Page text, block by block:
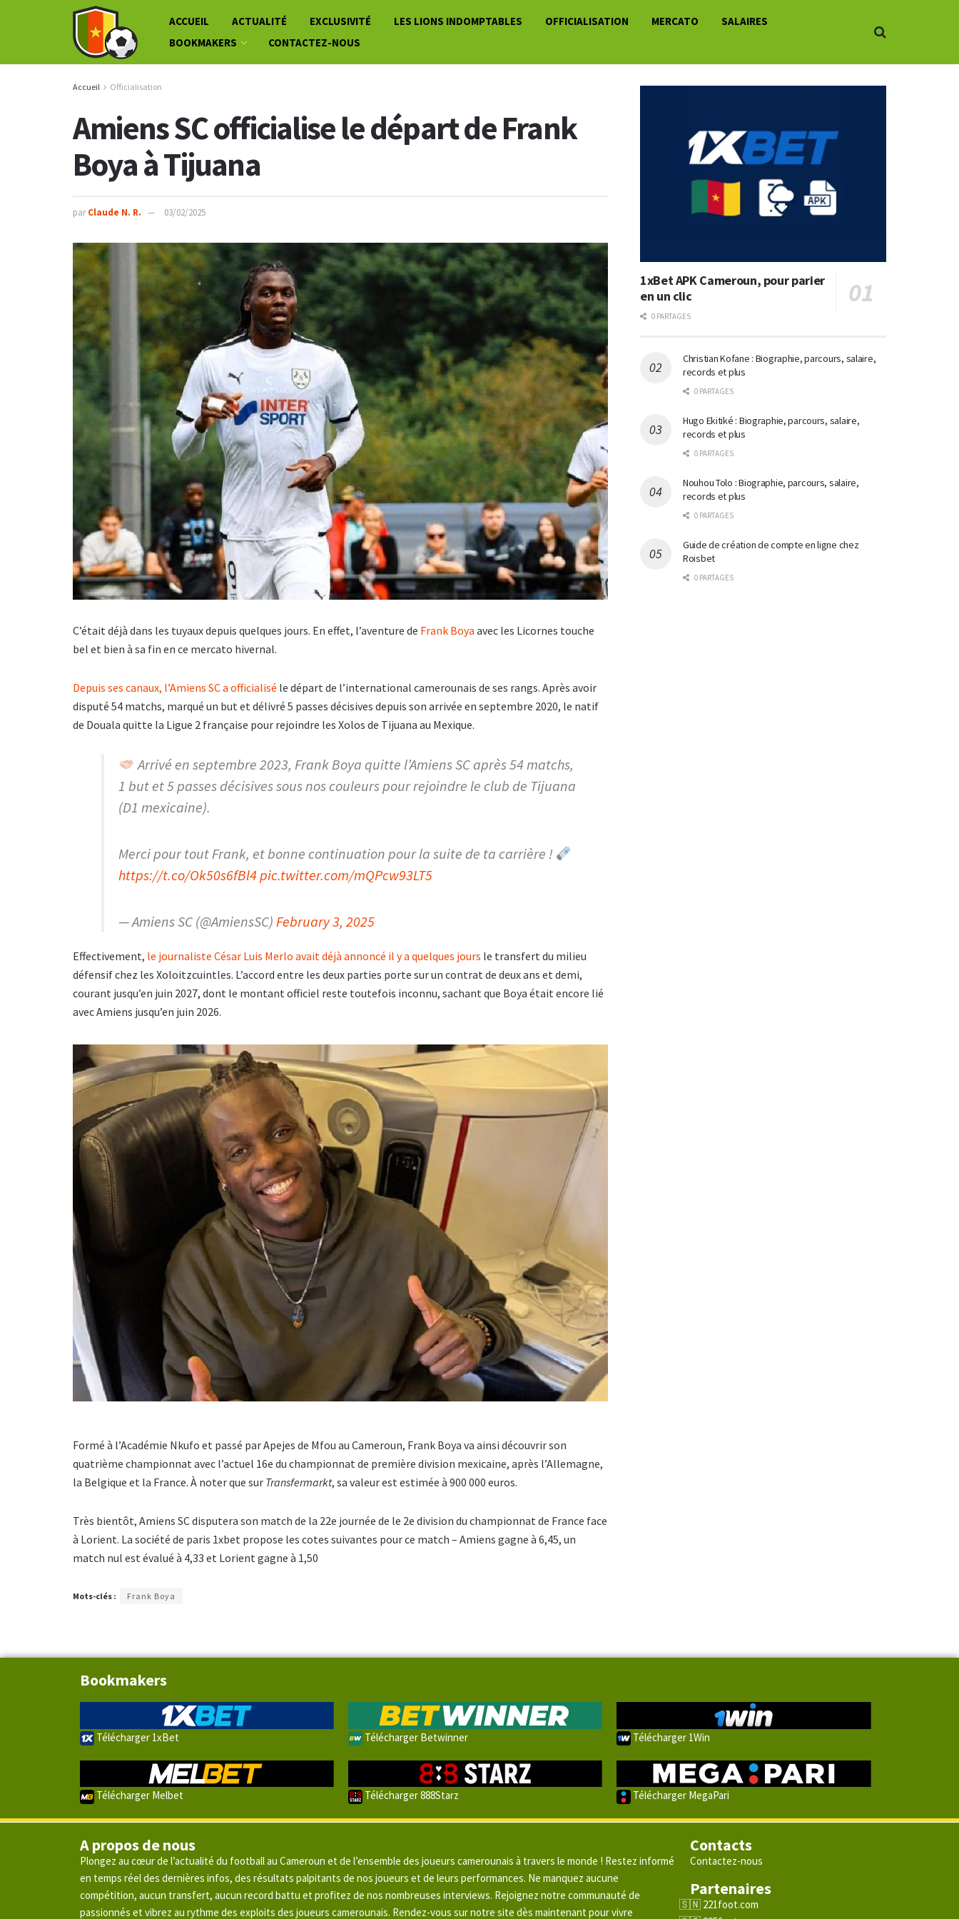
ACCUEIL ACTUALITÉ EXCLUSIVITÉ LES LIONS INDOMPTABLES OFFICIALISATION MERCATO
SALAIRES
BOOKMAKERS
CONTACTEZ-NOUS
Accueil Officialisation
Amiens SC officialise le départ de Frank
Boya à Tijuana
par Claude N. R. 03/02/2025
C’était déjà dans les tuyaux depuis quelques jours. En effet, l’aventure de Frank Boya avec les Licornes touche
bel et bien à sa fin en ce mercato hivernal.
Depuis ses canaux, l’Amiens SC a officialisé le départ de l’international camerounais de ses rangs. Après avoir
disputé 54 matchs, marqué un but et délivré 5 passes décisives depuis son arrivée en septembre 2020, le natif
de Douala quitte la Ligue 2 française pour rejoindre les Xolos de Tijuana au Mexique.
Arrivé en septembre 2023, Frank Boya quitte l’Amiens SC après 54 matchs,
1 but et 5 passes décisives sous nos couleurs pour rejoindre le club de Tijuana
(D1 mexicaine).
Merci pour tout Frank, et bonne continuation pour la suite de ta carrière !
https://t.co/Ok50s6fBl4pic.twitter.com/mQPcw93LT5
— Amiens SC (@AmiensSC) February 3, 2025
Effectivement, le journaliste César Luis Merlo avait déjà annoncé il y a quelques jours le transfert du milieu
défensif chez les Xoloitzcuintles. L’accord entre les deux parties porte sur un contrat de deux ans et demi,
courant jusqu’en juin 2027, dont le montant officiel reste toutefois inconnu, sachant que Boya était encore lié
avec Amiens jusqu’en juin 2026.
Formé à l’Académie Nkufo et passé par Apejes de Mfou au Cameroun, Frank Boya va ainsi découvrir son
quatrième championnat avec l’actuel 16e du championnat de première division mexicaine, après l’Allemagne,
la Belgique et la France. À noter que sur Transfermarkt, sa valeur est estimée à 900 000 euros.
Très bientôt, Amiens SC disputera son match de la 22e journée de le 2e division du championnat de France face
à Lorient. La société de paris 1xbet propose les cotes suivantes pour ce match – Amiens gagne à 6,45, un
match nul est évalué à 4,33 et Lorient gagne à 1,50
Mots-clés : Frank Boya
1xBet APK Cameroun, pour parier
en un clic
0 PARTAGES
Christian Kofane : Biographie, parcours, salaire,
records et plus
0 PARTAGES
Hugo Ekitiké : Biographie, parcours, salaire,
records et plus
0 PARTAGES
Nouhou Tolo : Biographie, parcours, salaire,
records et plus
0 PARTAGES
Guide de création de compte en ligne chez
Roisbet
0 PARTAGES
Bookmakers
Télécharger 1xBet Télécharger Betwinner Télécharger 1Win
Télécharger Melbet Télécharger 888Starz Télécharger MegaPari
A propos de nous
Plongez au cœur de l’actualité du football au Cameroun et de l’ensemble des joueurs camerounais à travers le monde ! Restez informé
en temps réel des dernières infos, des résultats palpitants de nos joueurs et de leurs performances. Ne manquez aucune
compétition, aucun transfert, aucun record battu et profitez de nos nombreuses interviews. Rejoignez notre communauté de
passionnés et vibrez au rythme des exploits des joueurs camerounais. Rendez-vous sur notre site dès maintenant pour vivre
Contacts
Contactez-nous
Partenaires
221foot.com